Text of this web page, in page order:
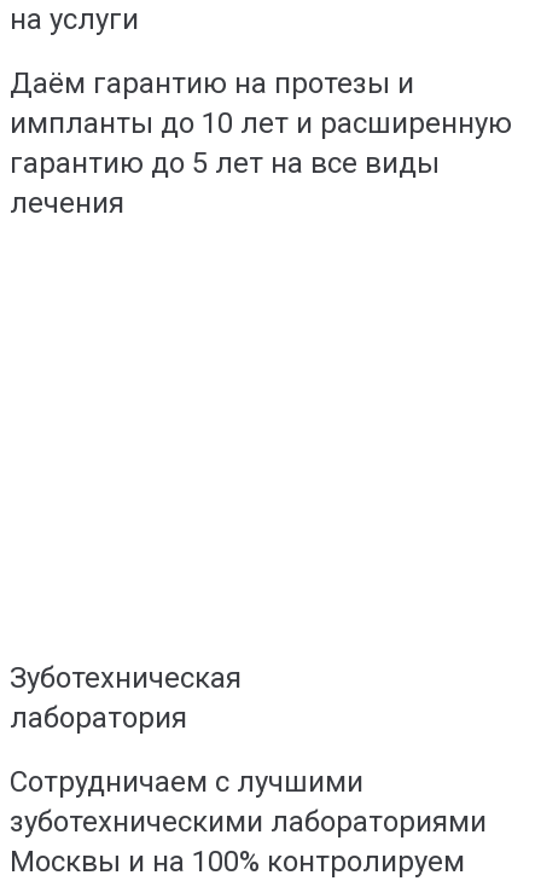
на услуги
Даём гарантию на протезы и
импланты до 10 лет и расширенную
гарантию до 5 лет на все виды
лечения
Зуботехническая
лаборатория
Сотрудничаем с лучшими
зуботехническими лабораториями
Москвы и на 100% контролируем